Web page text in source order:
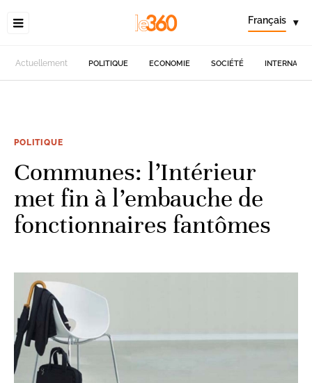
Français ▾
Actuellement POLITIQUE ECONOMIE SOCIÉTÉ
POLITIQUE
Communes: l’Intérieur
met fin à l’embauche de
fonctionnaires fantômes